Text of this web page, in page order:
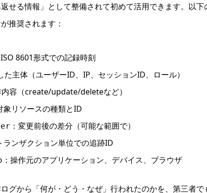
せる情報」として整備されて初めて活用できます。以
推奨されます：
ISO 8601形式での記録時刻
た主体（ユーザーID、IP、セッションID、ロール）
内容（create/update/deleteなど）
象リソースの種類とID
：変更前後の差分（可能な範囲で）
ランザクション単位での追跡ID
：操作元のアプリケーション、デバイス、ブラウザ
グから「何が・どう・なぜ」行われたのかを、第三者